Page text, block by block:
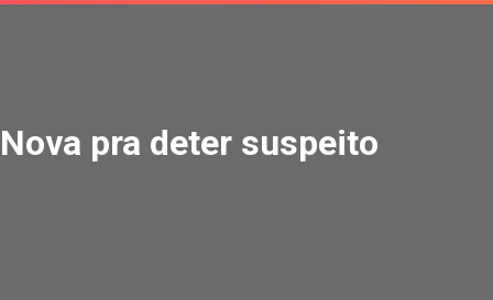
pra deter suspeito